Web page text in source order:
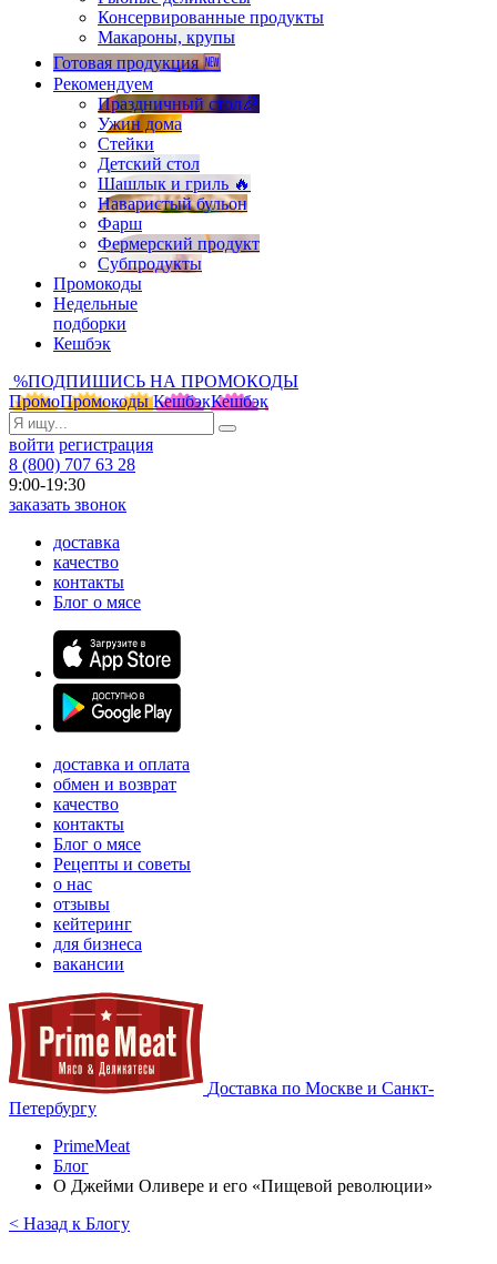
Консервированные продукты
Макароны, крупы
Готовая продукция 🆕
Рекомендуем
Праздничный стол🎉
Ужин дома
Стейки
Детский стол
Шашлык и гриль 🔥
Наваристый бульон
Фарш
Фермерский продукт
Субпродукты
Промокоды
Недельные
подборки
Кешбэк
%ПОДПИШИСЬ НА ПРОМОКОДЫ
ПромоПромокоды КешбэкКешбэк
войти регистрация
8 (800) 707 63 28
9:00-19:30
заказать звонок
доставка
качество
контакты
Блог о мясе
доставка и оплата
обмен и возврат
качество
контакты
Блог о мясе
Рецепты и советы
о нас
отзывы
кейтеринг
для бизнеса
вакансии
Доставка по Москве и Санкт-
Петербургу
PrimeMeat
Блог
О Джейми Оливере и его «Пищевой революции»
< Назад к Блогу